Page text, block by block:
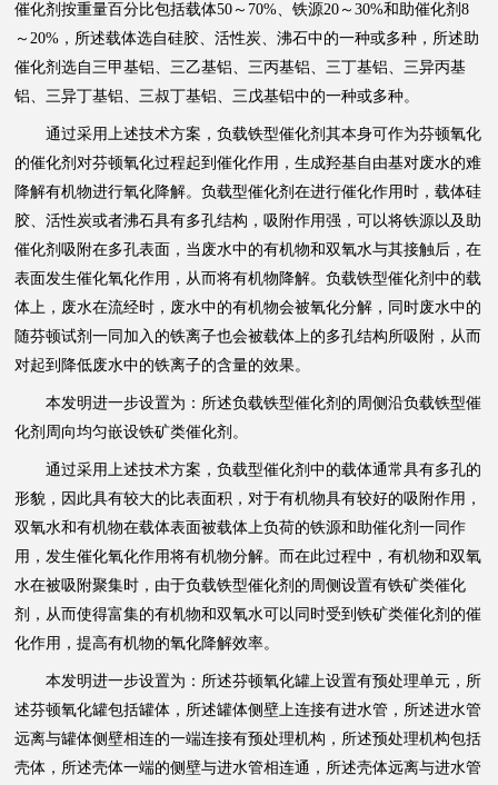
催化剂按重量百分比包括载体50～70%、铁源20～30%和助催化剂8
～20%，所述载体选自硅胶、活性炭、沸石中的一种或多种，所述助
催化剂选自三甲基铝、三乙基铝、三丙基铝、三丁基铝、三异丙基
铝、三异丁基铝、三叔丁基铝、三戊基铝中的一种或多种。
通过采用上述技术方案，负载铁型催化剂其本身可作为芬顿氧化
的催化剂对芬顿氧化过程起到催化作用，生成羟基自由基对废水的难
降解有机物进行氧化降解。负载型催化剂在进行催化作用时，载体硅
胶、活性炭或者沸石具有多孔结构，吸附作用强，可以将铁源以及助
催化剂吸附在多孔表面，当废水中的有机物和双氧水与其接触后，在
表面发生催化氧化作用，从而将有机物降解。负载铁型催化剂中的载
体上，废水在流经时，废水中的有机物会被氧化分解，同时废水中的
随芬顿试剂一同加入的铁离子也会被载体上的多孔结构所吸附，从而
对起到降低废水中的铁离子的含量的效果。
本发明进一步设置为：所述负载铁型催化剂的周侧沿负载铁型催
化剂周向均匀嵌设铁矿类催化剂。
通过采用上述技术方案，负载型催化剂中的载体通常具有多孔的
形貌，因此具有较大的比表面积，对于有机物具有较好的吸附作用，
双氧水和有机物在载体表面被载体上负荷的铁源和助催化剂一同作
用，发生催化氧化作用将有机物分解。而在此过程中，有机物和双氧
水在被吸附聚集时，由于负载铁型催化剂的周侧设置有铁矿类催化
剂，从而使得富集的有机物和双氧水可以同时受到铁矿类催化剂的催
化作用，提高有机物的氧化降解效率。
本发明进一步设置为：所述芬顿氧化罐上设置有预处理单元，所
述芬顿氧化罐包括罐体，所述罐体侧壁上连接有进水管，所述进水管
远离与罐体侧壁相连的一端连接有预处理机构，所述预处理机构包括
壳体，所述壳体一端的侧壁与进水管相连通，所述壳体远离与进水管